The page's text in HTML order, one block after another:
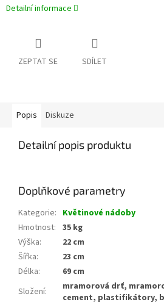
Detailní informace
ZEPTAT SE SDÍLET
Popis Diskuze
Detailní popis produktu
Doplňkové parametry
Kategorie: Květinové nádoby
Hmotnost: 35 kg
Výška:
22 cm
Šířka:
23 cm
Délka:
69 cm
Složení:
mramorová drť,
cement, plastifikátory,